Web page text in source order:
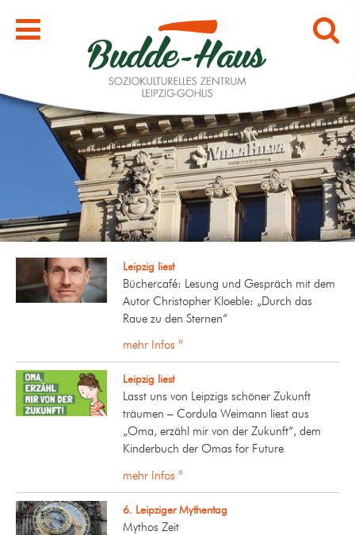
Leipzig liest
Büchercafé: Lesung und Gespräch mit dem
Autor Christopher Kloeble: „Durch das
Raue zu den Sternen“
mehr Infos »
Leipzig liest
Lasst uns von Leipzigs schöner Zukunft
träumen – Cordula Weimann liest aus
„Oma, erzähl mir von der Zukunft“, dem
Kinderbuch der Omas for Future
mehr Infos »
6. Leipziger Mythentag
Mythos Zeit